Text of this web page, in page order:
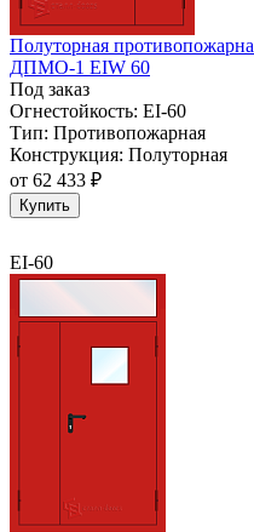
Полуторная
ДПМО-1 EIW 60
Под заказ
Огнестойкость: EI-60
Тип: Противопожарная
Конструкция: Полуторная
от 62 433 ₽
Купить
EI-60